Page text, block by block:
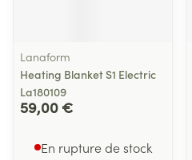
Lanaform
Heating Blanket S1 Electric
La180109
59,00 €
En rupture de stock